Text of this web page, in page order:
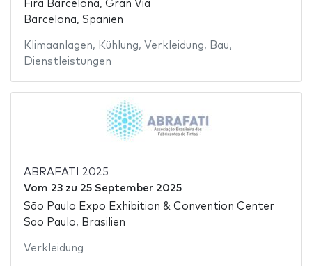
Fira Barcelona, Gran Via
Barcelona, Spanien
Klimaanlagen, Kühlung, Verkleidung, Bau,
Dienstleistungen
ABRAFATI 2025
Vom 23zu 25 September 2025
São Paulo Expo Exhibition & Convention Center
Sao Paulo, Brasilien
Verkleidung